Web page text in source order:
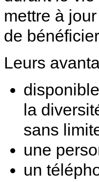
mettre à
de
Leurs
la
sans
une
un